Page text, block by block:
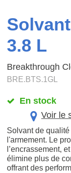
3.8 L
Breakthrough
BRE.BTS.1GL
En stock
Voir le
Solvant de
l'armement. Le
l’encrassement,
élimine plus de
offrant des